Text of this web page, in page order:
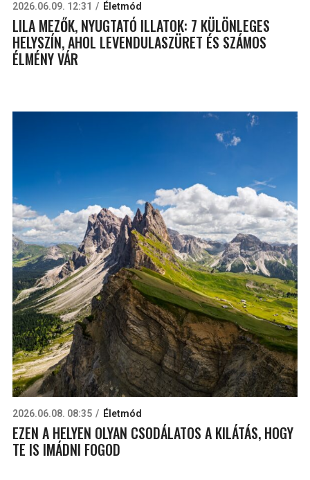
2026.06.09. 12:31 Életmód
LILA MEZŐK, NYUGTATÓ ILLATOK: 7 KÜLÖNLEGES
HELYSZÍN, AHOL LEVENDULASZÜRET ÉS SZÁMOS
ÉLMÉNY VÁR
2026.06.08. 08:35 Életmód
EZEN A HELYEN OLYAN CSODÁLATOS A KILÁTÁS, HOGY
TE IS IMÁDNI FOGOD